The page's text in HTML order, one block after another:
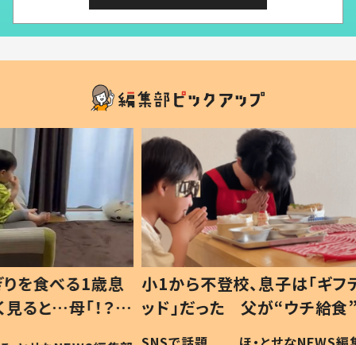
歳息
？」
小1から不登校、息子は「ギフテ
ッド」だった 父が“ウチ給食”を
作り続ける理由とは #令和の親
ひ孫
が、抱
「涙